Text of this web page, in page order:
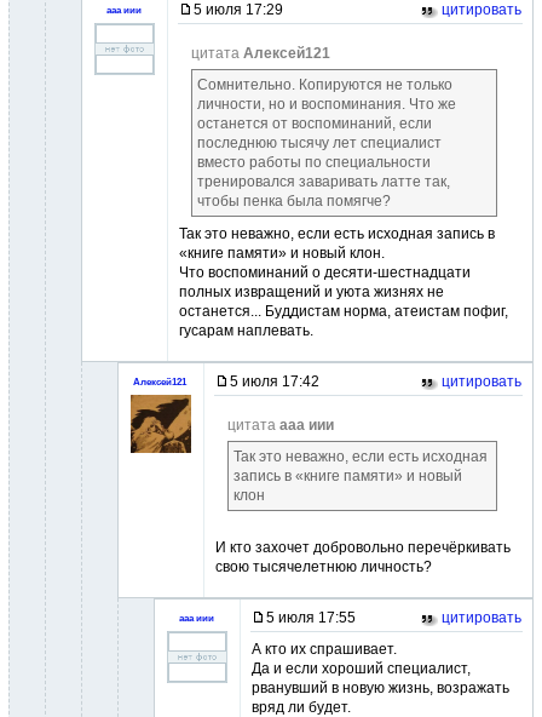
ааа иии 5 июля 17:29 цитировать
цитата Алексей121
Сомнительно. Копируются не только
личности, но и воспоминания. Что же
останется от воспоминаний, если
последнюю тысячу лет специалист
вместо работы по специальности
тренировался заваривать латте так,
чтобы пенка была помягче?
Так это неважно, если есть исходная запись в
«книге памяти» и новый клон.
Что воспоминаний о десяти-шестнадцати
полных извращений и уюта жизнях не
останется... Буддистам норма, атеистам пофиг,
гусарам наплевать.
Алексей121 5 июля 17:42 цитировать
цитата ааа иии
Так это неважно, если есть исходная
запись в «книге памяти» и новый
клон
И кто захочет добровольно перечёркивать
свою тысячелетнюю личность?
ааа иии 5 июля 17:55
цитировать
А кто их спрашивает.
Да и если хороший специалист,
рванувший в новую жизнь, возражать
вряд ли будет.